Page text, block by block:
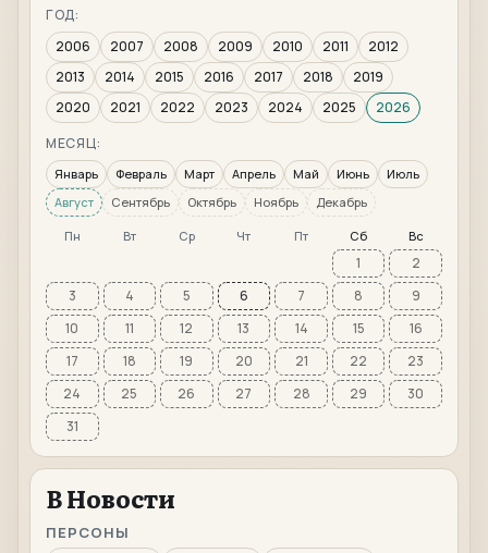
ГОД:
2006
2007 2008 2009 2010 2011
2012
2013
2014 2015 2016 2017 2018
2019
2020
2021 2022 2023 2024 2025
2026
МЕСЯЦ:
Январь Февраль Март Апрель Май Июнь
Июль
Август
Сентябрь Октябрь Ноябрь Декабрь
Пн Вт Ср Чт Пт Сб Вс
1
2
3
4 5 6 7 8
9
10
11 12 13 14 15
16
17
18 19 20 21 22
23
24
25 26 27 28 29
30
31
В Новости
ПЕРСОНЫ